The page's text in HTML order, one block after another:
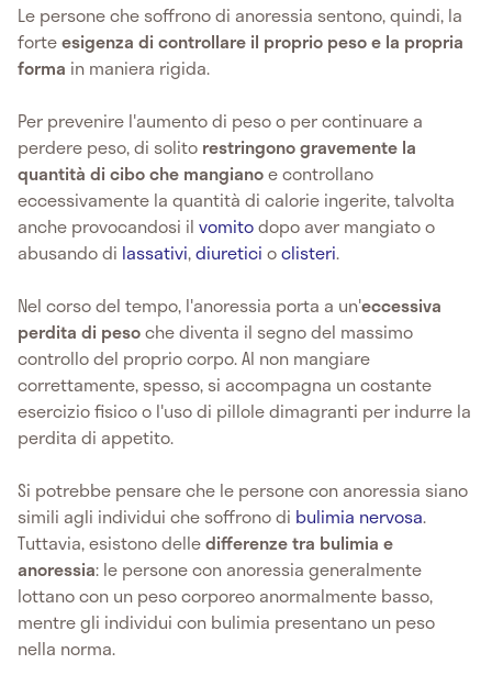
Le persone che soffrono di anoressia sentono, quindi, la
forteesigenza di controllare il proprio peso e la propria
forma in maniera rigida.
Per prevenire l'aumento di peso o per continuare a
perdere peso, di solito restringono gravemente la
quantità di cibo che mangianoe controllano
eccessivamente la quantità di calorie ingerite, talvolta
anche provocandosi il vomitodopo aver mangiato o
abusando di lassativi,diuretici oclisteri.
Nel corso del tempo, l'anoressia porta a un'eccessiva
perdita di pesoche diventa il segno del massimo
controllo del proprio corpo. Al non mangiare
correttamente, spesso, si accompagna un costante
esercizio fisico o l'uso di pillole dimagranti per indurre la
perdita di appetito.
Si potrebbe pensare che le persone con anoressia siano
simili agli individui che soffrono di bulimia nervosa.
Tuttavia, esistono delledifferenze tra bulimia e
anoressia: le persone con anoressia generalmente
lottano con un peso corporeo anormalmente basso,
mentre gli individui con bulimia presentano un peso
nella norma.